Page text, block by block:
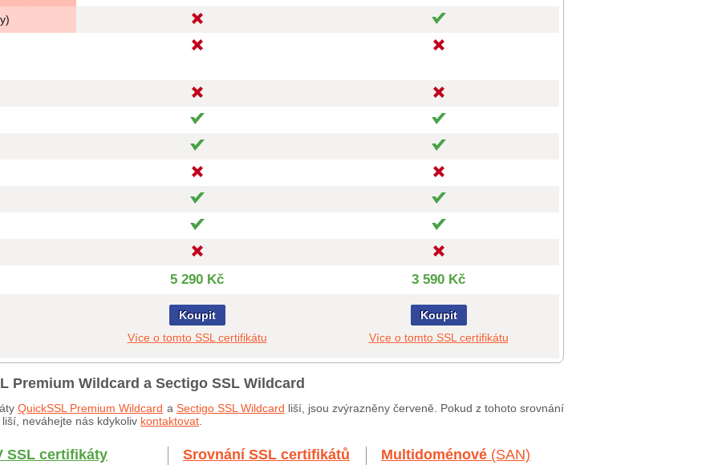
5 290 Kč 3 590 Kč
Koupit
Více o tomto SSL certifikátu
Koupit
Více o tomto SSL certifikátu
Premium Wildcard a Sectigo SSL Wildcard
QuickSSL Premium Wildcard a Sectigo SSL Wildcard liší, jsou zvýrazněny červeně. Pokud z tohoto srovnání
neváhejte nás kdykoliv kontaktovat
SSL certifikáty Srovnání SSL certifikátů Multidoménové (SAN)